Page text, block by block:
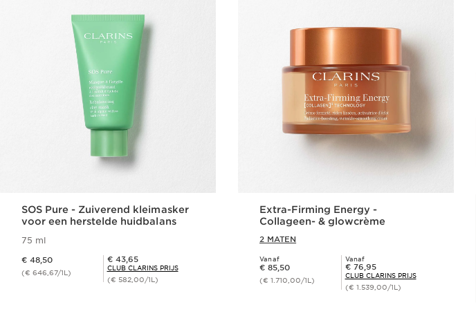
SOS Pure - Zuiverend kleimasker
voor een herstelde huidbalans
75 ml
€ 48,50
(€ 646,67/1L)
Club Clarins Prijs € 43,65
€ 43,65
CLUB CLARINS PRIJS
(€ 582,00/1L)
Extra-Firming Energy -
Collageen- & glowcrème
2 MATEN
Vanaf
Dit is nu de prijs € 85,50
€ 85,50
(€ 1.710,00/1L)
Vanaf
Club Clarins Prijs € 76,95
€ 76,95
CLUB CLARINS PRIJS
(€ 1.539,00/1L)